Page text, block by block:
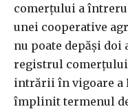
comerţului a
unei cooperative
nu poate depăşi
registrul
intrării în vigoare a
împlinit termenul